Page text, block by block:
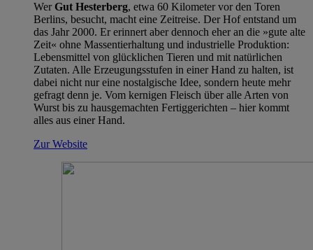
Wer Gut Hesterberg, etwa 60 Kilometer vor den Toren
Berlins, besucht, macht eine Zeitreise. Der Hof entstand um
das Jahr 2000. Er erinnert aber dennoch eher an die »gute alte
Zeit« ohne Massentierhaltung und industrielle Produktion:
Lebensmittel von glücklichen Tieren und mit natürlichen
Zutaten. Alle Erzeugungsstufen in einer Hand zu halten, ist
dabei nicht nur eine nostalgische Idee, sondern heute mehr
gefragt denn je. Vom kernigen Fleisch über alle Arten von
Wurst bis zu hausgemachten Fertiggerichten – hier kommt
alles aus einer Hand.
Zur Website